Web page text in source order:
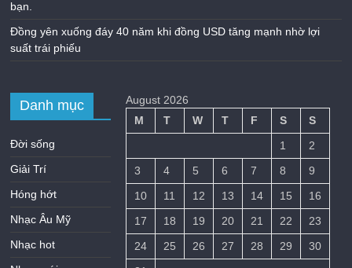
bạn.
Đồng yên xuống đáy 40 năm khi đồng USD tăng mạnh nhờ lợi
suất trái phiếu
Danh mục
Đời sống
Giải Trí
Hóng hớt
Nhạc Âu Mỹ
Nhạc hot
August 2026
M
T W T F S
S
1
2
3
4 5 6 7 8
9
10
11 12 13 14 15
16
17
18 19 20 21 22
23
24
25 26 27 28 29
30